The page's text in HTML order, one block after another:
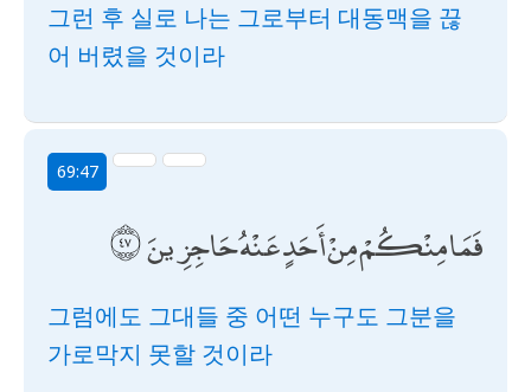
그런 후 실로 나는 그로부터 대동맥을 끊
어 버렸을 것이라
69:47
فَمَا مِنْكُمْ مِنْ أَحَدٍ عَنْهُ حَاجِزِينَ
그럼에도 그대들 중 어떤 누구도 그분을
가로막지 못할 것이라